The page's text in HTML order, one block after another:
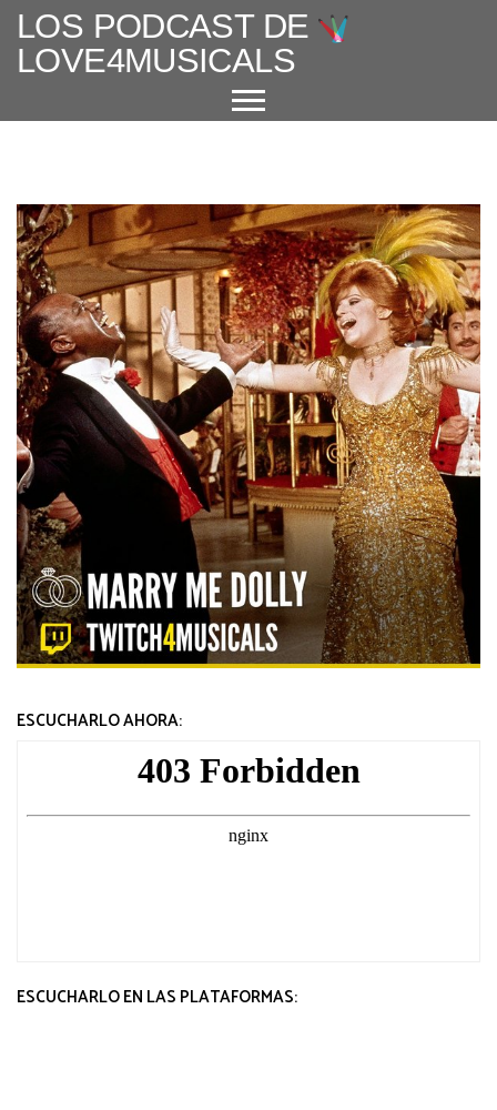
LOS PODCAST DE
LOVE4MUSICALS
CUÉNTAME UN MUSICAL
EL MUSICAL EN ESPAÑA
ENTREVISTAS
GRANDES AUTORES
PROTAGONISTAS
+ CINE X FAVOR
VARIOS
ESCUCHARLO AHORA:
ESCUCHARLO EN LAS PLATAFORMAS: